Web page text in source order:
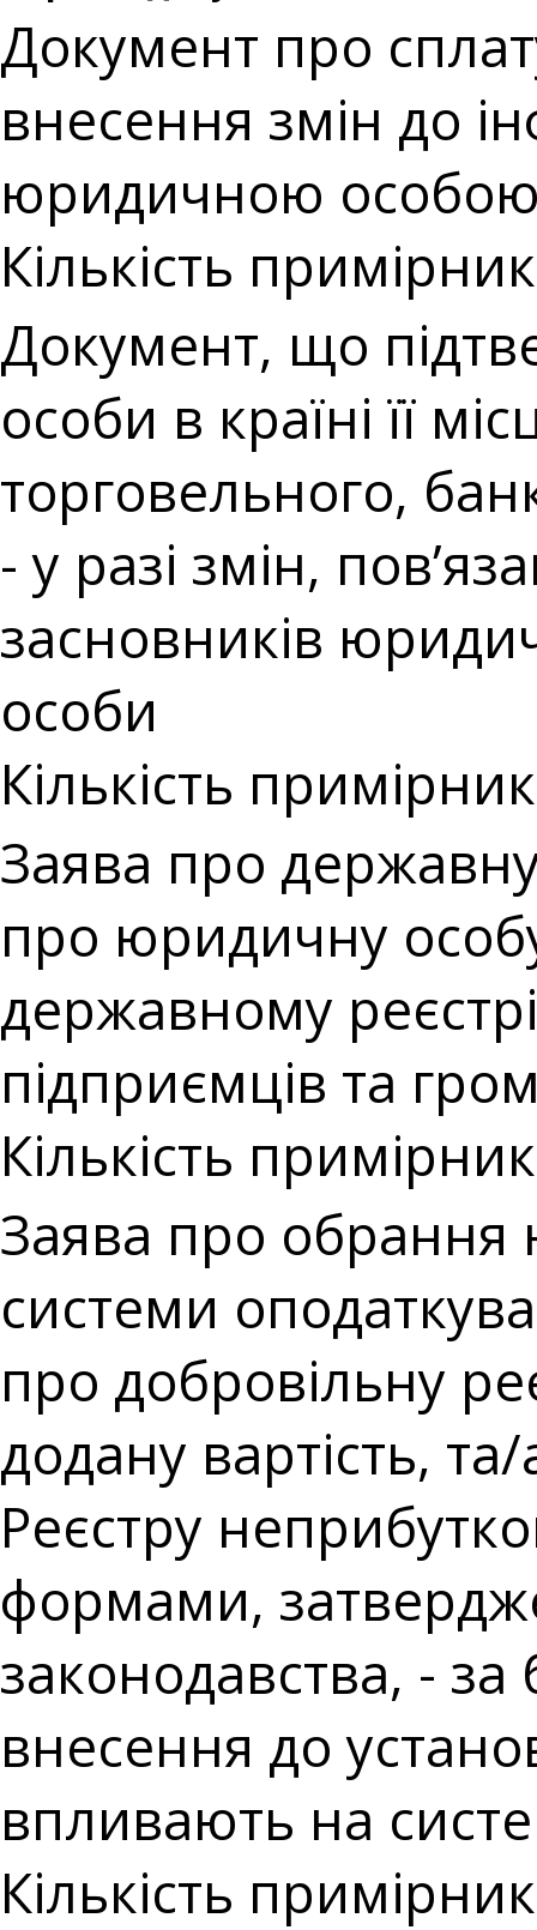
Документ про
внесення змін до
юридичною
Кількість
Документ, що
особи в країні її
торговельного,
- у разі змін,
засновників
особи
Кількість
Заява про
про юридичну
державному
підприємців та
Кількість
Заява про
системи
про добровільну
додану вартість,
Реєстру
формами,
законодавства, -
внесення до
впливають на
Кількість